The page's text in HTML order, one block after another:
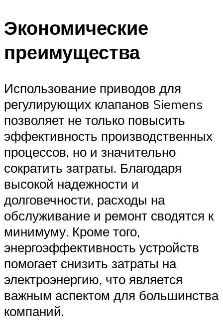
Экономические
преимущества
Использование приводов для
регулирующих клапанов Siemens
позволяет не только повысить
эффективность производственных
процессов, но и значительно
сократить затраты. Благодаря
высокой надежности и
долговечности, расходы на
обслуживание и ремонт сводятся к
минимуму. Кроме того,
энергоэффективность устройств
помогает снизить затраты на
электроэнергию, что является
важным аспектом для большинства
компаний.